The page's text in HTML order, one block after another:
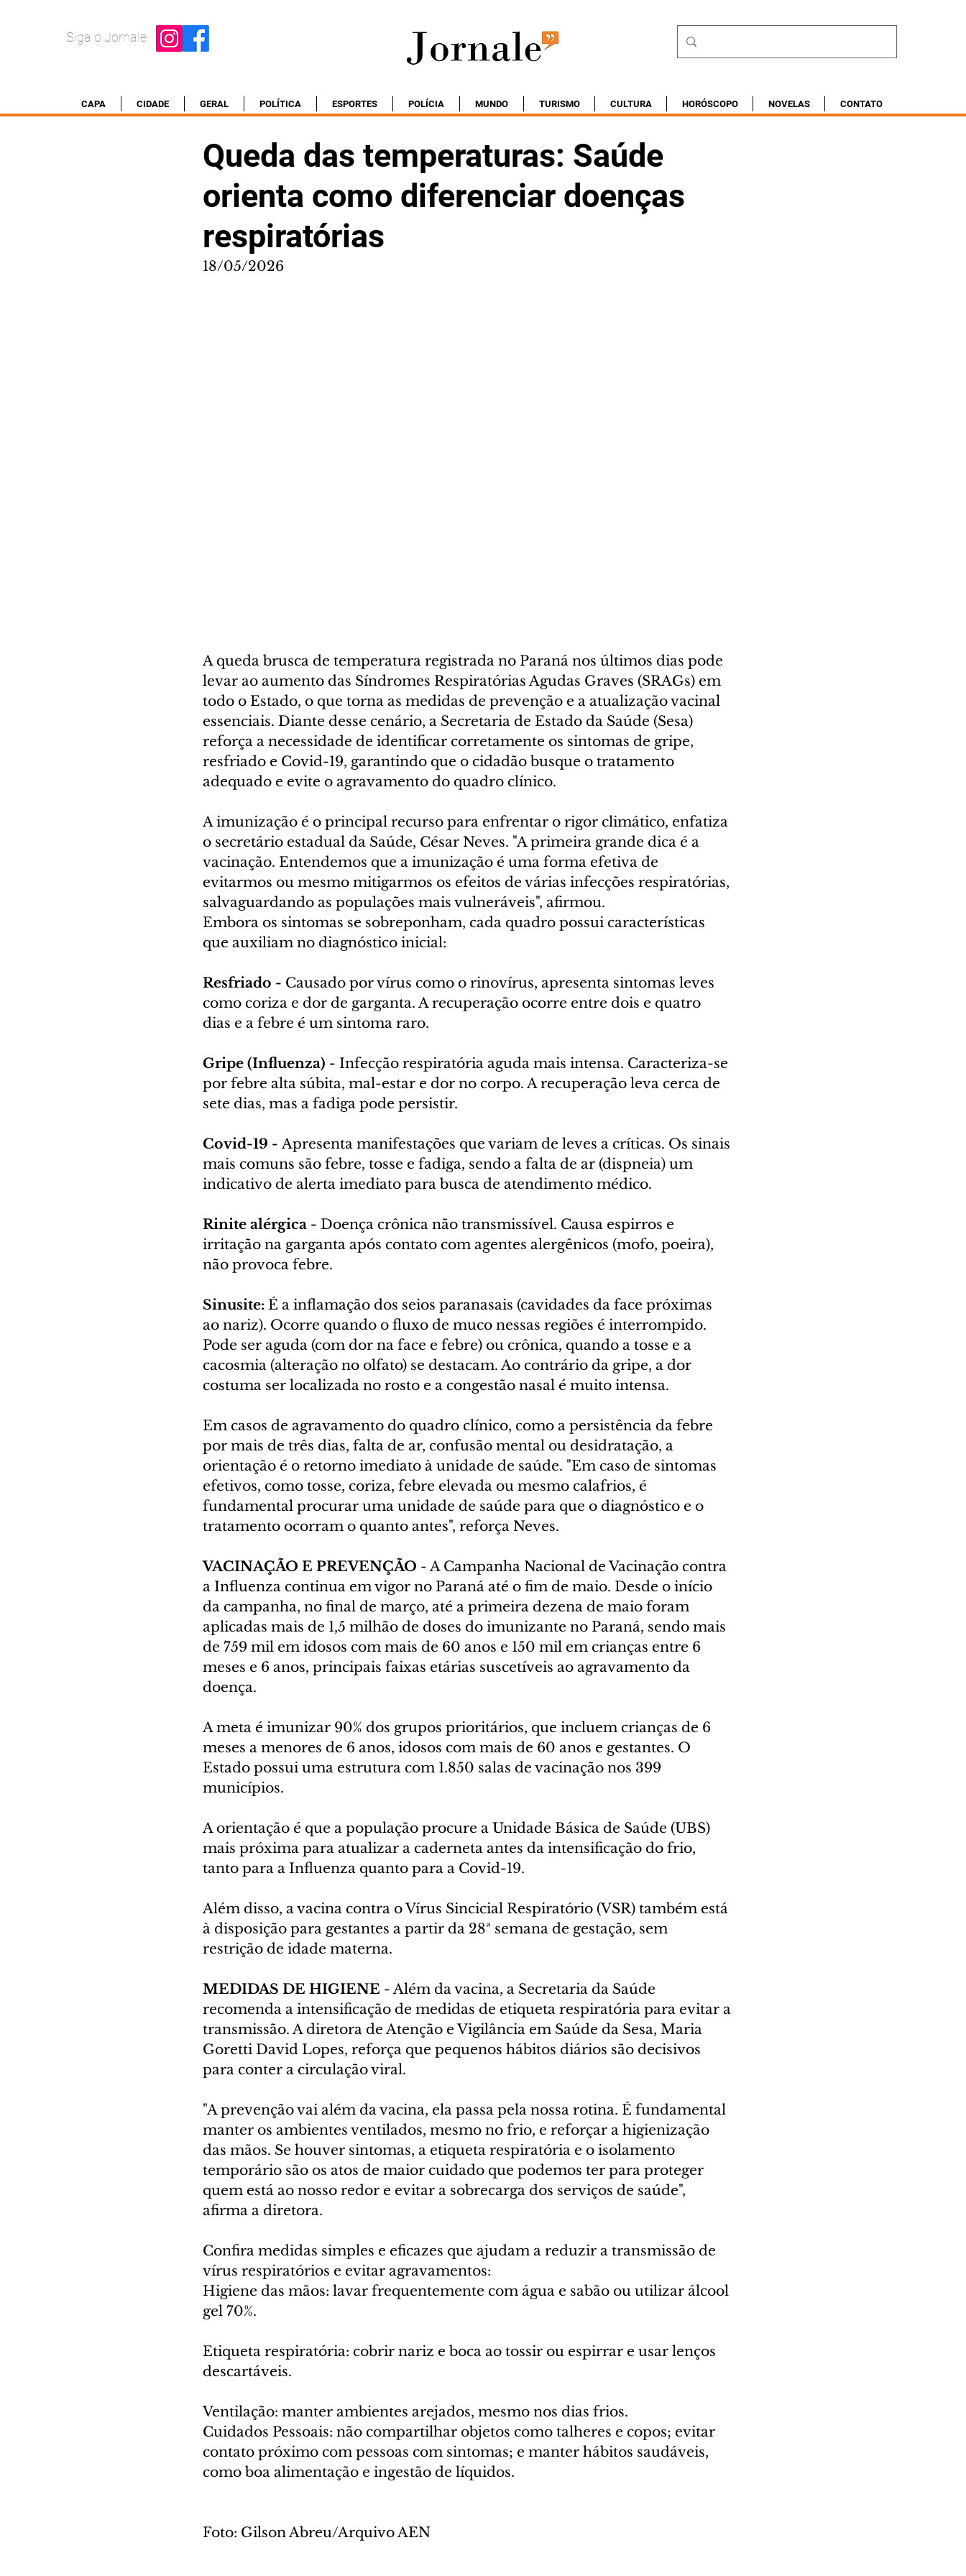
Siga o Jornale
CAPA CIDADE GERAL POLÍTICA ESPORTES POLÍCIA MUNDO TURISMO CULTURA HORÓSCOPO NOVELAS CONTATO
Queda das temperaturas: Saúde
orienta como diferenciar doenças
respiratórias
18/05/2026
A queda brusca de temperatura registrada no Paraná nos últimos dias pode
levar ao aumento das Síndromes Respiratórias Agudas Graves (SRAGs) em
todo o Estado, o que torna as medidas de prevenção e a atualização vacinal
essenciais. Diante desse cenário, a Secretaria de Estado da Saúde (Sesa)
reforça a necessidade de identificar corretamente os sintomas de gripe,
resfriado e Covid-19, garantindo que o cidadão busque o tratamento
adequado e evite o agravamento do quadro clínico.
A imunização é o principal recurso para enfrentar o rigor climático, enfatiza
o secretário estadual da Saúde, César Neves. "A primeira grande dica é a
vacinação. Entendemos que a imunização é uma forma efetiva de
evitarmos ou mesmo mitigarmos os efeitos de várias infecções respiratórias,
salvaguardando as populações mais vulneráveis", afirmou.
Embora os sintomas se sobreponham, cada quadro possui características
que auxiliam no diagnóstico inicial:
Resfriado - Causado por vírus como o rinovírus, apresenta sintomas leves
como coriza e dor de garganta. A recuperação ocorre entre dois e quatro
dias e a febre é um sintoma raro.
Gripe (Influenza) - Infecção respiratória aguda mais intensa. Caracteriza-se
por febre alta súbita, mal-estar e dor no corpo. A recuperação leva cerca de
sete dias, mas a fadiga pode persistir.
Covid-19 - Apresenta manifestações que variam de leves a críticas. Os sinais
mais comuns são febre, tosse e fadiga, sendo a falta de ar (dispneia) um
indicativo de alerta imediato para busca de atendimento médico.
Rinite alérgica - Doença crônica não transmissível. Causa espirros e
irritação na garganta após contato com agentes alergênicos (mofo, poeira),
não provoca febre.
Sinusite: É a inflamação dos seios paranasais (cavidades da face próximas
ao nariz). Ocorre quando o fluxo de muco nessas regiões é interrompido.
Pode ser aguda (com dor na face e febre) ou crônica, quando a tosse e a
cacosmia (alteração no olfato) se destacam. Ao contrário da gripe, a dor
costuma ser localizada no rosto e a congestão nasal é muito intensa.
Em casos de agravamento do quadro clínico, como a persistência da febre
por mais de três dias, falta de ar, confusão mental ou desidratação, a
orientação é o retorno imediato à unidade de saúde. "Em caso de sintomas
efetivos, como tosse, coriza, febre elevada ou mesmo calafrios, é
fundamental procurar uma unidade de saúde para que o diagnóstico e o
tratamento ocorram o quanto antes", reforça Neves.
VACINAÇÃO E PREVENÇÃO - A Campanha Nacional de Vacinação contra
a Influenza continua em vigor no Paraná até o fim de maio. Desde o início
da campanha, no final de março, até a primeira dezena de maio foram
aplicadas mais de 1,5 milhão de doses do imunizante no Paraná, sendo mais
de 759 mil em idosos com mais de 60 anos e 150 mil em crianças entre 6
meses e 6 anos, principais faixas etárias suscetíveis ao agravamento da
doença.
A meta é imunizar 90% dos grupos prioritários, que incluem crianças de 6
meses a menores de 6 anos, idosos com mais de 60 anos e gestantes. O
Estado possui uma estrutura com 1.850 salas de vacinação nos 399
municípios.
A orientação é que a população procure a Unidade Básica de Saúde (UBS)
mais próxima para atualizar a caderneta antes da intensificação do frio,
tanto para a Influenza quanto para a Covid-19.
Além disso, a vacina contra o Vírus Sincicial Respiratório (VSR) também está
à disposição para gestantes a partir da 28ª semana de gestação, sem
restrição de idade materna.
MEDIDAS DE HIGIENE - Além da vacina, a Secretaria da Saúde
recomenda a intensificação de medidas de etiqueta respiratória para evitar a
transmissão. A diretora de Atenção e Vigilância em Saúde da Sesa, Maria
Goretti David Lopes, reforça que pequenos hábitos diários são decisivos
para conter a circulação viral.
"A prevenção vai além da vacina, ela passa pela nossa rotina. É fundamental
manter os ambientes ventilados, mesmo no frio, e reforçar a higienização
das mãos. Se houver sintomas, a etiqueta respiratória e o isolamento
temporário são os atos de maior cuidado que podemos ter para proteger
quem está ao nosso redor e evitar a sobrecarga dos serviços de saúde",
afirma a diretora.
Confira medidas simples e eficazes que ajudam a reduzir a transmissão de
vírus respiratórios e evitar agravamentos:
Higiene das mãos: lavar frequentemente com água e sabão ou utilizar álcool
gel 70%.
Etiqueta respiratória: cobrir nariz e boca ao tossir ou espirrar e usar lenços
descartáveis.
Ventilação: manter ambientes arejados, mesmo nos dias frios.
Cuidados Pessoais: não compartilhar objetos como talheres e copos; evitar
contato próximo com pessoas com sintomas; e manter hábitos saudáveis,
como boa alimentação e ingestão de líquidos.
Foto: Gilson Abreu/Arquivo AEN